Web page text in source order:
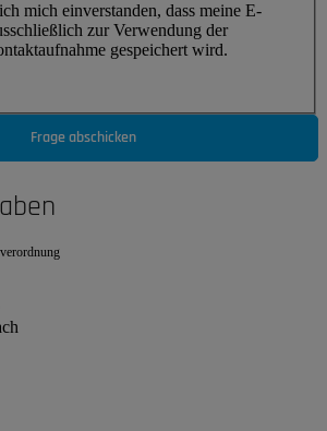
mich einverstanden, dass meine E-
zur Verwendung der
gespeichert wird.
Frage abschicken